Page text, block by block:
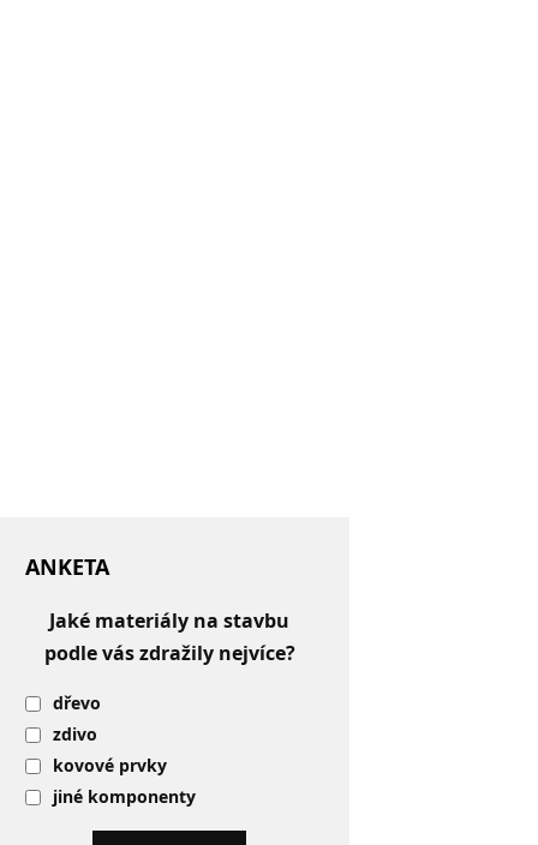
ANKETA
Jaké materiály na stavbu
podle vás zdražily nejvíce?
dřevo
zdivo
kovové prvky
jiné komponenty